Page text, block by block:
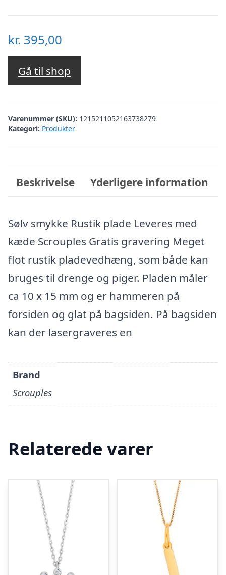
kr. 395,00
Gå til shop
Varenummer (SKU): 1215211052163738279
Kategori: Produkter
Beskrivelse Yderligere information
Sølv smykke Rustik plade Leveres med
kæde Scrouples Gratis gravering Meget
flot rustik pladevedhæng, som både kan
bruges til drenge og piger. Pladen måler
ca 10 x 15 mm og er hammeren på
forsiden og glat på bagsiden. På bagsiden
kan der lasergraveres en
Brand
Scrouples
Relaterede varer